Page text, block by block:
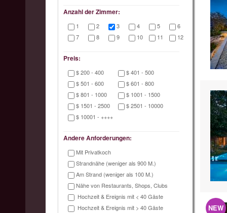
Anzahl der Zimmer:
1 2 3 4 5
6
7
8 9 10 11 12
Preis:
$ 200 - 400
$ 401 - 500
$ 501 - 600
$ 601 - 800
$ 801 - 1000
$ 1001 - 1500
$ 1501 - 2500
$ 2501 - 10000
$ 10001 - ++++
Andere Anforderungen:
Mit Privatkoch
Strandnähe (weniger als 900 M.)
Am Strand (weniger als 100 M.)
Nähe von Restaurants, Shops, Clubs
Hochzeit & Ereignis mit < 40 Gäste
Hochzeit & Ereignis mit > 40 Gäste
NEW